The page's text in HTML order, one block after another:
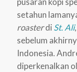
setahun
roasterdi St. Ali
sebelum
Indonesia.
diperkenalkan